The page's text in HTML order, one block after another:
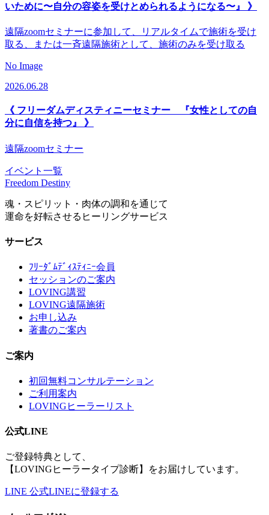
いために〜自分の容姿を受けとめられるようになる〜』 》
遠隔zoomセミナーに参加して、リアルタイムで施術を受け
取る、または一斉遠隔施術として、施術のみを受け取る
No Image
2026.06.28
《 フリーダムディスティニーセミナー 『女性としての自
分に自信を持つ』 》
遠隔zoomセミナー
イベント一覧
Freedom Destiny
魂・スピリット・肉体の調和を通じて
運命を好転させるヒーリングサービス
サービス
ﾌﾘｰﾀﾞﾑﾃﾞｨｽﾃｨﾆｰ会員
セッションのご案内
LOVING講習
LOVING遠隔施術
お申し込み
著書のご案内
ご案内
初回無料コンサルテーション
ご利用案内
LOVINGヒーラーリスト
公式LINE
ご登録特典として、
【LOVINGヒーラータイプ診断】をお届けしています。
LINE 公式LINEに登録する